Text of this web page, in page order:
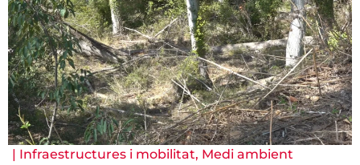
| Infraestructures i mobilitat, Medi ambient